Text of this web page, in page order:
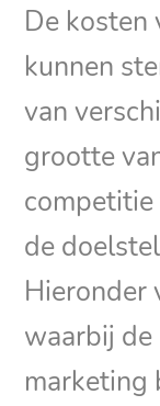
De kosten
kunnen
van
grootte
competitie
de
Hieronder
waarbij de
marketing